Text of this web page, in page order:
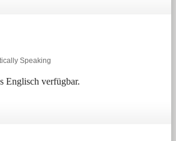
Speaking
Englisch verfügbar.